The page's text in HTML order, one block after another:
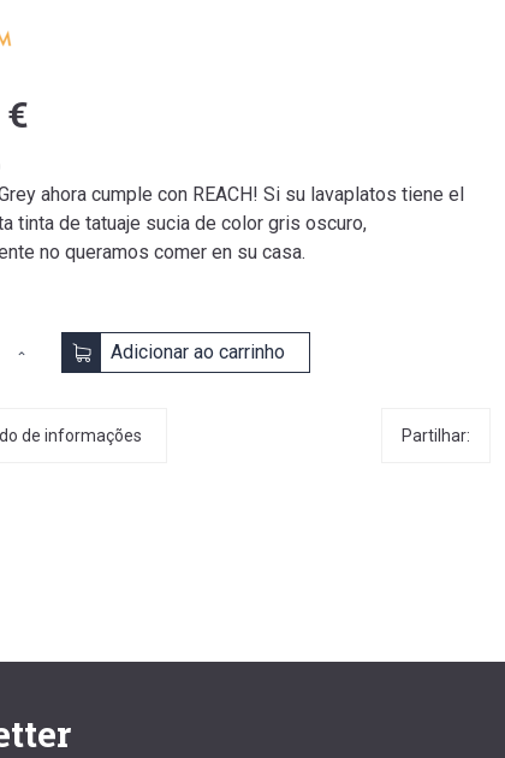
€
ahora cumple con REACH! Si su lavaplatos tiene el
tinta de tatuaje sucia de color gris oscuro,
no queramos comer en su casa.
Adicionar ao carrinho
de informações Partilhar: